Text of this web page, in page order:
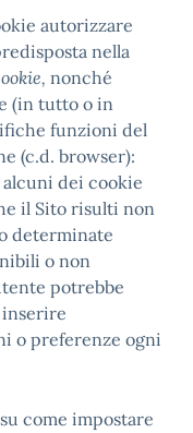
autorizzare
nella
nonché
(in tutto o in
funzioni del
(c.d. browser):
dei cookie
il Sito risulti non
determinate
o non
potrebbe
inserire
o preferenze ogni
come impostare